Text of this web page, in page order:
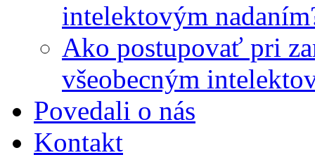
intelektovým
Ako postupovať pri
všeobecným
Povedali o nás
Kontakt